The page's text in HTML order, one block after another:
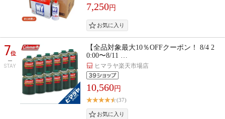
7,250円
7位
STAY
【全品対象最大10％OFFクーポン！ 8/4 2
0:00〜8/11 …
ヒマラヤ楽天市場店
10,560円
(37)